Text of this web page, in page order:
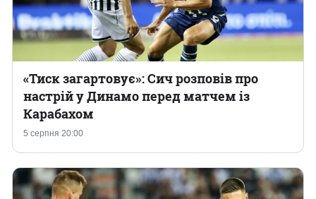
5 серпня 20:00
«Тиск загартовує»: Сич розповів про
настрій у Динамо перед матчем із
Карабахом